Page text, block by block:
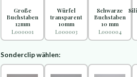
Große
Buchstaben
12mm
L000001
Würfel
transparent
10mm
L000003
Schwarze
Buchstaben
10 mm
L000004
Sonderclip wählen: